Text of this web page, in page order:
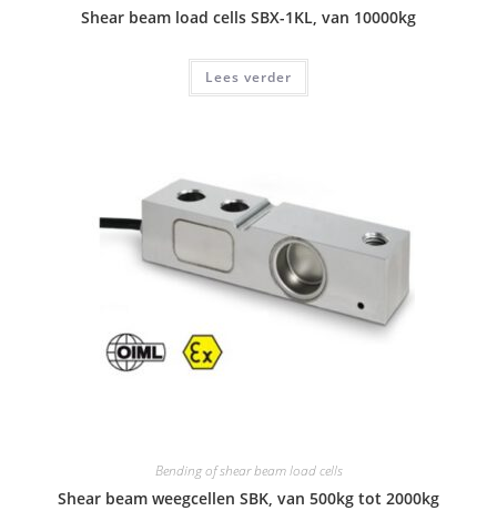
Shear beam load cells SBX-1KL, van 10000kg
Lees verder
Bending of shear beam load cells
Shear beam weegcellen SBK, van 500kg tot 2000kg